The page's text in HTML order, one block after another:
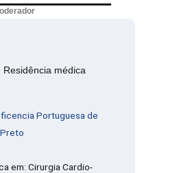
Residência médica
Portuguesa de
em: Cirurgia Cardio-